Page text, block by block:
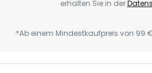
erhalten Sie in der
*Ab einem Mindestkaufpreis von 99